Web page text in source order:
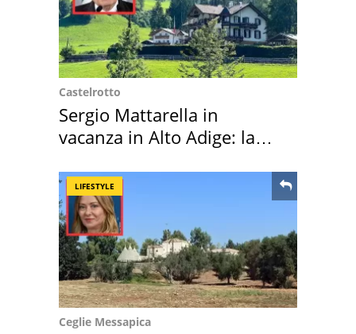
Castelrotto
Sergio Mattarella in
vacanza in Alto Adige: la
LIFESTYLE
Ceglie Messapica